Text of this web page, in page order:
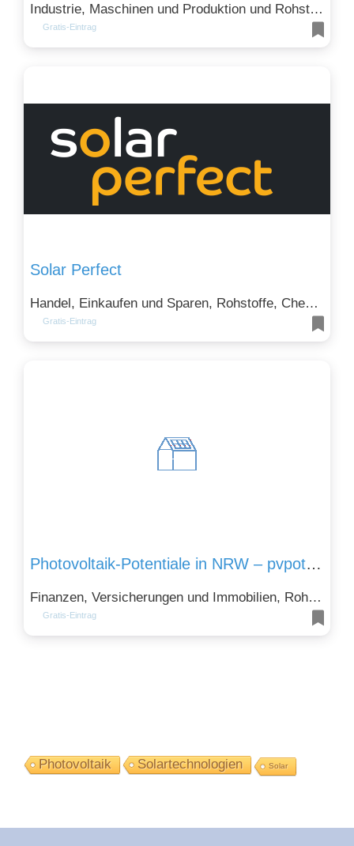
Industrie, Maschinen und Produktion und Rohstoffe, Chemie und Energie
Gratis-Eintrag
Solar Perfect
Handel, Einkaufen und Sparen, Rohstoffe, Chemie und Energie und Technik und Telekommunikation
Gratis-Eintrag
Photovoltaik-Potentiale in NRW – pvpot.de
Finanzen, Versicherungen und Immobilien, Rohstoffe, Chemie und Energie und Technik und Telekommunikation
Gratis-Eintrag
Photovoltaik Solartechnologien Solar